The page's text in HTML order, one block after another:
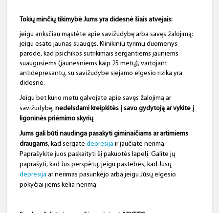
Tokių minčių tikimybė Jums yra didesnė šiais atvejais:
jeigu anksčiau mąstėte apie savižudybę arba savęs žalojimą;
jeigu esate jaunas suaugęs. Klinikinių tyrimų duomenys
parodė, kad psichikos sutrikimais sergantiems jauniems
suaugusiems (jaunesniems kaip 25 metų), vartojant
antidepresantų, su savižudybe siejamo elgesio rizika yra
didesnė.
Jeigu bet kurio metu galvojate apie savęs žalojimą ar
savižudybę, nedelsdami kreipkitės į savo gydytoją ar vykite į
ligoninės priėmimo skyrių.
Jums gali būti naudinga pasakyti giminaičiams ar artimiems
draugams, kad sergate depresija ir jaučiate nerimą.
Paprašykite juos paskaityti šį pakuotės lapelį. Galite jų
paprašyti, kad Jus perspėtų, jeigu pastebės, kad Jūsų
depresija ar nerimas pasunkėjo arba jeigu Jūsų elgesio
pokyčiai jiems kelia nerimą.